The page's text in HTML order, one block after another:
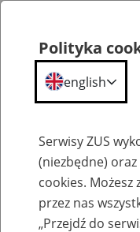
Komunikaty
Polityka
english
Serwisy ZUS
(niezbędne)
cookies. Możesz
przez nas
„Przejdź do